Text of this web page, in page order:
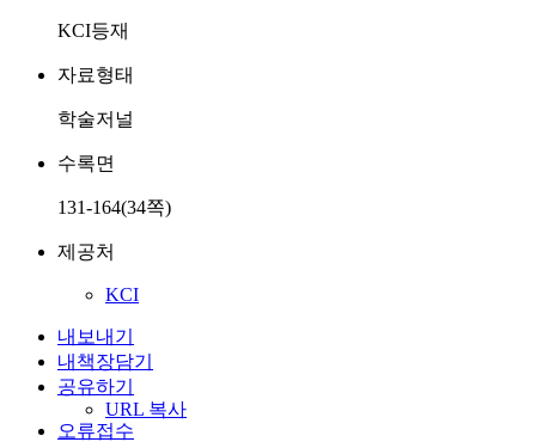
KCI등재
자료형태
학술저널
수록면
131-164(34쪽)
제공처
KCI
내보내기
내책장담기
공유하기
URL 복사
오류접수